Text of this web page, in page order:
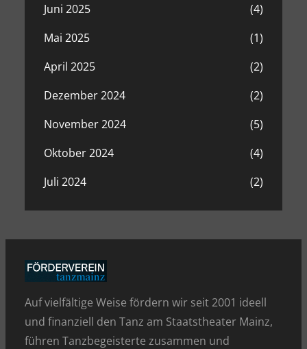
Juni 2025
(4)
Mai 2025
(1)
April 2025
(2)
Dezember 2024
(2)
November 2024
(5)
Oktober 2024
(4)
Juli 2024
(2)
Auf vielfältige Weise fördern wir seit 2001 ideell
und finanziell den Tanz am Staatstheater Mainz,
führen Tanzbegeisterte zusammen und